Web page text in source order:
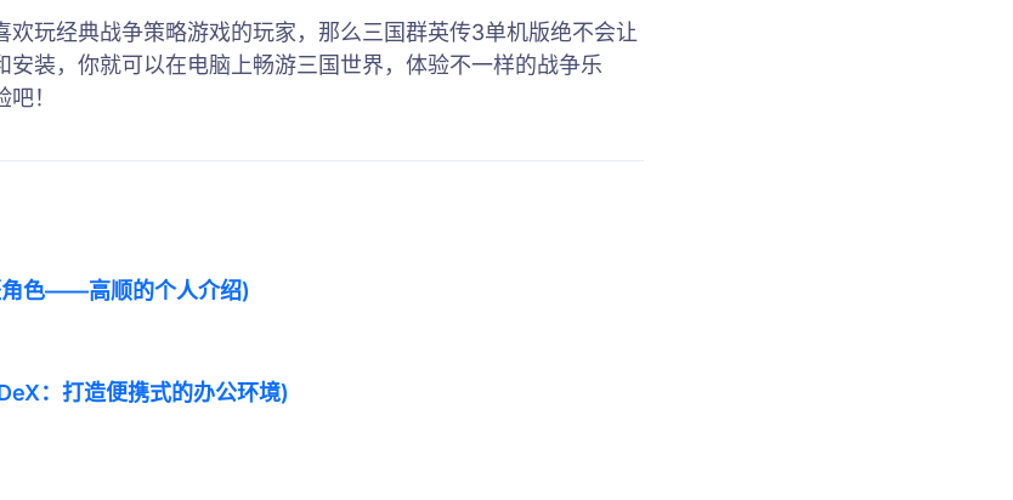
欢玩经典战争策略游戏的玩家，那么三国群英传3单机版绝不会让
安装，你就可以在电脑上畅游三国世界，体验不一样的战争乐
！
角色——高顺的个人介绍)
：打造便携式的办公环境)